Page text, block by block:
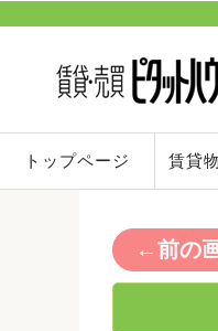
トップページ 賃貸
←前の